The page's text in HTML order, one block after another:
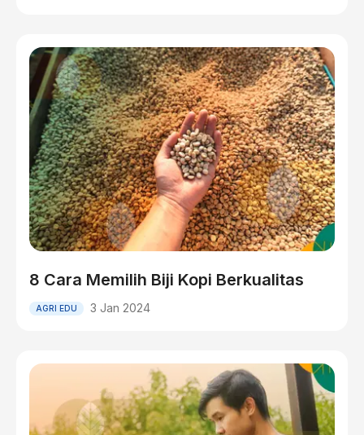
8 Cara Memilih Biji Kopi Berkualitas
AGRI EDU 3 Jan 2024